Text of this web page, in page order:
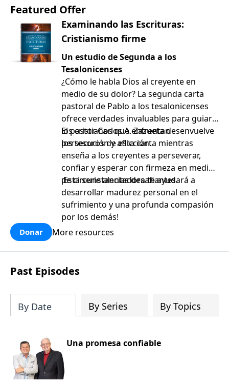
Featured Offer
Examinando las Escrituras:
Cristianismo firme
Un estudio de Segunda a los
Tesalonicenses
¿Cómo le habla Dios al creyente en
medio de su dolor? La segunda carta
pastoral de Pablo a los tesalonicenses
ofrece verdades invaluables para guiar a
los cristianos que enfrentan
persecución y aflicción.
El pastor Carlos A. Zazueta desenvuelve
los tesoros de esta carta mientras
enseña a los creyentes a perseverar,
confiar y esperar con firmeza en medio
de circunstancias desafiantes.
¡Esta serie alentadora te ayudará a
desarrollar madurez personal en el
sufrimiento y una profunda compasión
por los demás!
Donar More resources
Past Episodes
By Date By Series By Topics
Una promesa confiable